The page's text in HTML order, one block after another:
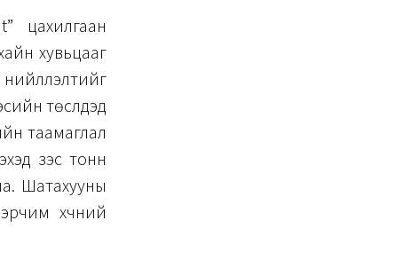
цахилгаан
хувьцааг
төслүүдэд
таамаглал
зэс тонн
Шатахууны
хүчний